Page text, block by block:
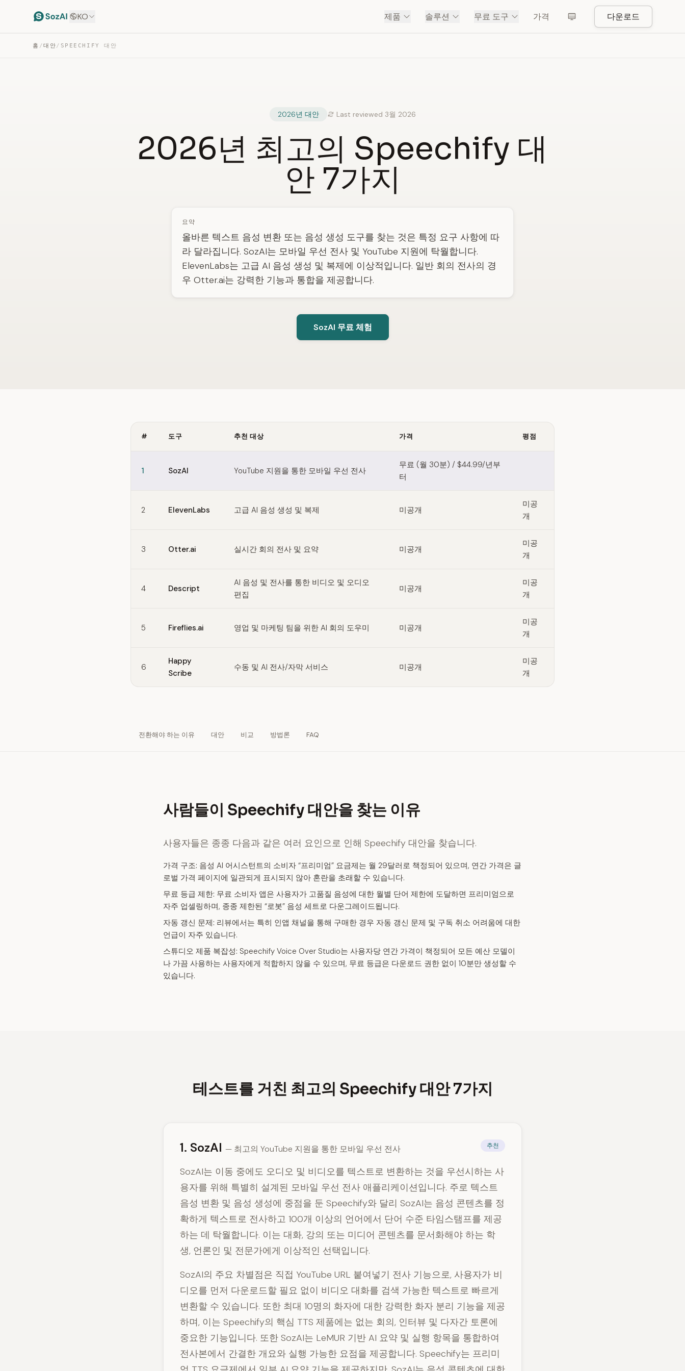
KO 제품 솔루션 무료 도구 가격 다운로드
홈 /대안 / SPEECHIFY 대안
2026년 대안 Last reviewed 3월 2026
2026년 최고의 Speechify 대
안 7가지
요약
올바른 텍스트 음성 변환 또는 음성 생성 도구를 찾는 것은 특정 요구 사항에 따
라 달라집니다. SozAI는 모바일 우선 전사 및 YouTube 지원에 탁월합니다.
ElevenLabs는 고급 AI 음성 생성 및 복제에 이상적입니다. 일반 회의 전사의 경
우 Otter.ai는 강력한 기능과 통합을 제공합니다.
SozAI 무료 체험
# 도구 추천 대상 가격 평점
1 SozAI YouTube 지원을 통한 모바일 우선 전사
무료 (월 30분) / $44.99/년부
터
2 ElevenLabs 고급 AI 음성 생성 및 복제 미공개
미공
개
3 Otter.ai 실시간 회의 전사 및 요약 미공개
미공
개
4 Descript
AI 음성 및 전사를 통한 비디오 및 오디오
편집
미공개
미공
개
5 Fireflies.ai 영업 및 마케팅 팀을 위한 AI 회의 도우미 미공개
미공
개
6
Happy
Scribe
수동 및 AI 전사/자막 서비스 미공개
미공
개
전환해야 하는 이유 대안 비교 방법론 FAQ
사람들이 Speechify 대안을 찾는 이유
사용자들은 종종 다음과 같은 여러 요인으로 인해 Speechify 대안을 찾습니다.
가격 구조: 음성 AI 어시스턴트의 소비자 “프리미엄” 요금제는 월 29달러로 책정되어 있으며, 연간 가격은 글
로벌 가격 페이지에 일관되게 표시되지 않아 혼란을 초래할 수 있습니다.
무료 등급 제한: 무료 소비자 앱은 사용자가 고품질 음성에 대한 월별 단어 제한에 도달하면 프리미엄으로
자주 업셀링하며, 종종 제한된 “로봇” 음성 세트로 다운그레이드됩니다.
자동 갱신 문제: 리뷰에서는 특히 인앱 채널을 통해 구매한 경우 자동 갱신 문제 및 구독 취소 어려움에 대한
언급이 자주 있습니다.
스튜디오 제품 복잡성: Speechify Voice Over Studio는 사용자당 연간 가격이 책정되어 모든 예산 모델이
나 가끔 사용하는 사용자에게 적합하지 않을 수 있으며, 무료 등급은 다운로드 권한 없이 10분만 생성할 수
있습니다.
테스트를 거친 최고의 Speechify 대안 7가지
1. SozAI — 최고의 YouTube 지원을 통한 모바일 우선 전사 추천
SozAI는 이동 중에도 오디오 및 비디오를 텍스트로 변환하는 것을 우선시하는 사
용자를 위해 특별히 설계된 모바일 우선 전사 애플리케이션입니다. 주로 텍스트
음성 변환 및 음성 생성에 중점을 둔 Speechify와 달리 SozAI는 음성 콘텐츠를 정
확하게 텍스트로 전사하고 100개 이상의 언어에서 단어 수준 타임스탬프를 제공
하는 데 탁월합니다. 이는 대화, 강의 또는 미디어 콘텐츠를 문서화해야 하는 학
생, 언론인 및 전문가에게 이상적인 선택입니다.
SozAI의 주요 차별점은 직접 YouTube URL 붙여넣기 전사 기능으로, 사용자가 비
디오를 먼저 다운로드할 필요 없이 비디오 대화를 검색 가능한 텍스트로 빠르게
변환할 수 있습니다. 또한 최대 10명의 화자에 대한 강력한 화자 분리 기능을 제공
하며, 이는 Speechify의 핵심 TTS 제품에는 없는 회의, 인터뷰 및 다자간 토론에
중요한 기능입니다. 또한 SozAI는 LeMUR 기반 AI 요약 및 실행 항목을 통합하여
전사본에서 간결한 개요와 실행 가능한 요점을 제공합니다. Speechify는 프리미